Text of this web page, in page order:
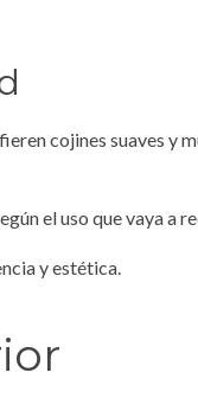
cojines suaves
el uso que vaya a
y estética.